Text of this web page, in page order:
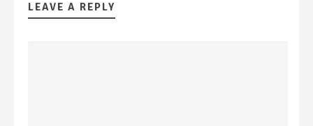
LEAVE A REPLY